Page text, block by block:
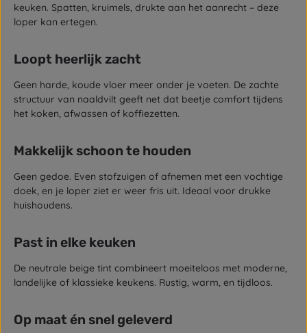
keuken. Spatten, kruimels, drukte aan het aanrecht – deze
loper kan ertegen.
Loopt heerlijk zacht
Geen harde, koude vloer meer onder je voeten. De zachte
structuur van naaldvilt geeft net dat beetje comfort tijdens
het koken, afwassen of koffiezetten.
Makkelijk schoon te houden
Geen gedoe. Even stofzuigen of afnemen met een vochtige
doek, en je loper ziet er weer fris uit. Ideaal voor drukke
huishoudens.
Past in elke keuken
De neutrale beige tint combineert moeiteloos met moderne,
landelijke of klassieke keukens. Rustig, warm, en tijdloos.
Op maat én snel geleverd